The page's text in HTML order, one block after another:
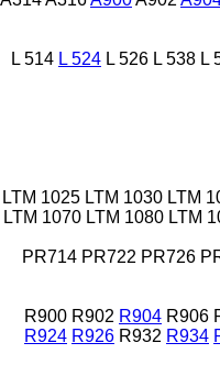
L 514 L 524 L 526 L 538 L
LTM 1025 LTM 1030 LTM
LTM 1070 LTM 1080 LTM
PR714 PR722 PR726
R900 R902 R904 R906
R924 R926 R932 R934